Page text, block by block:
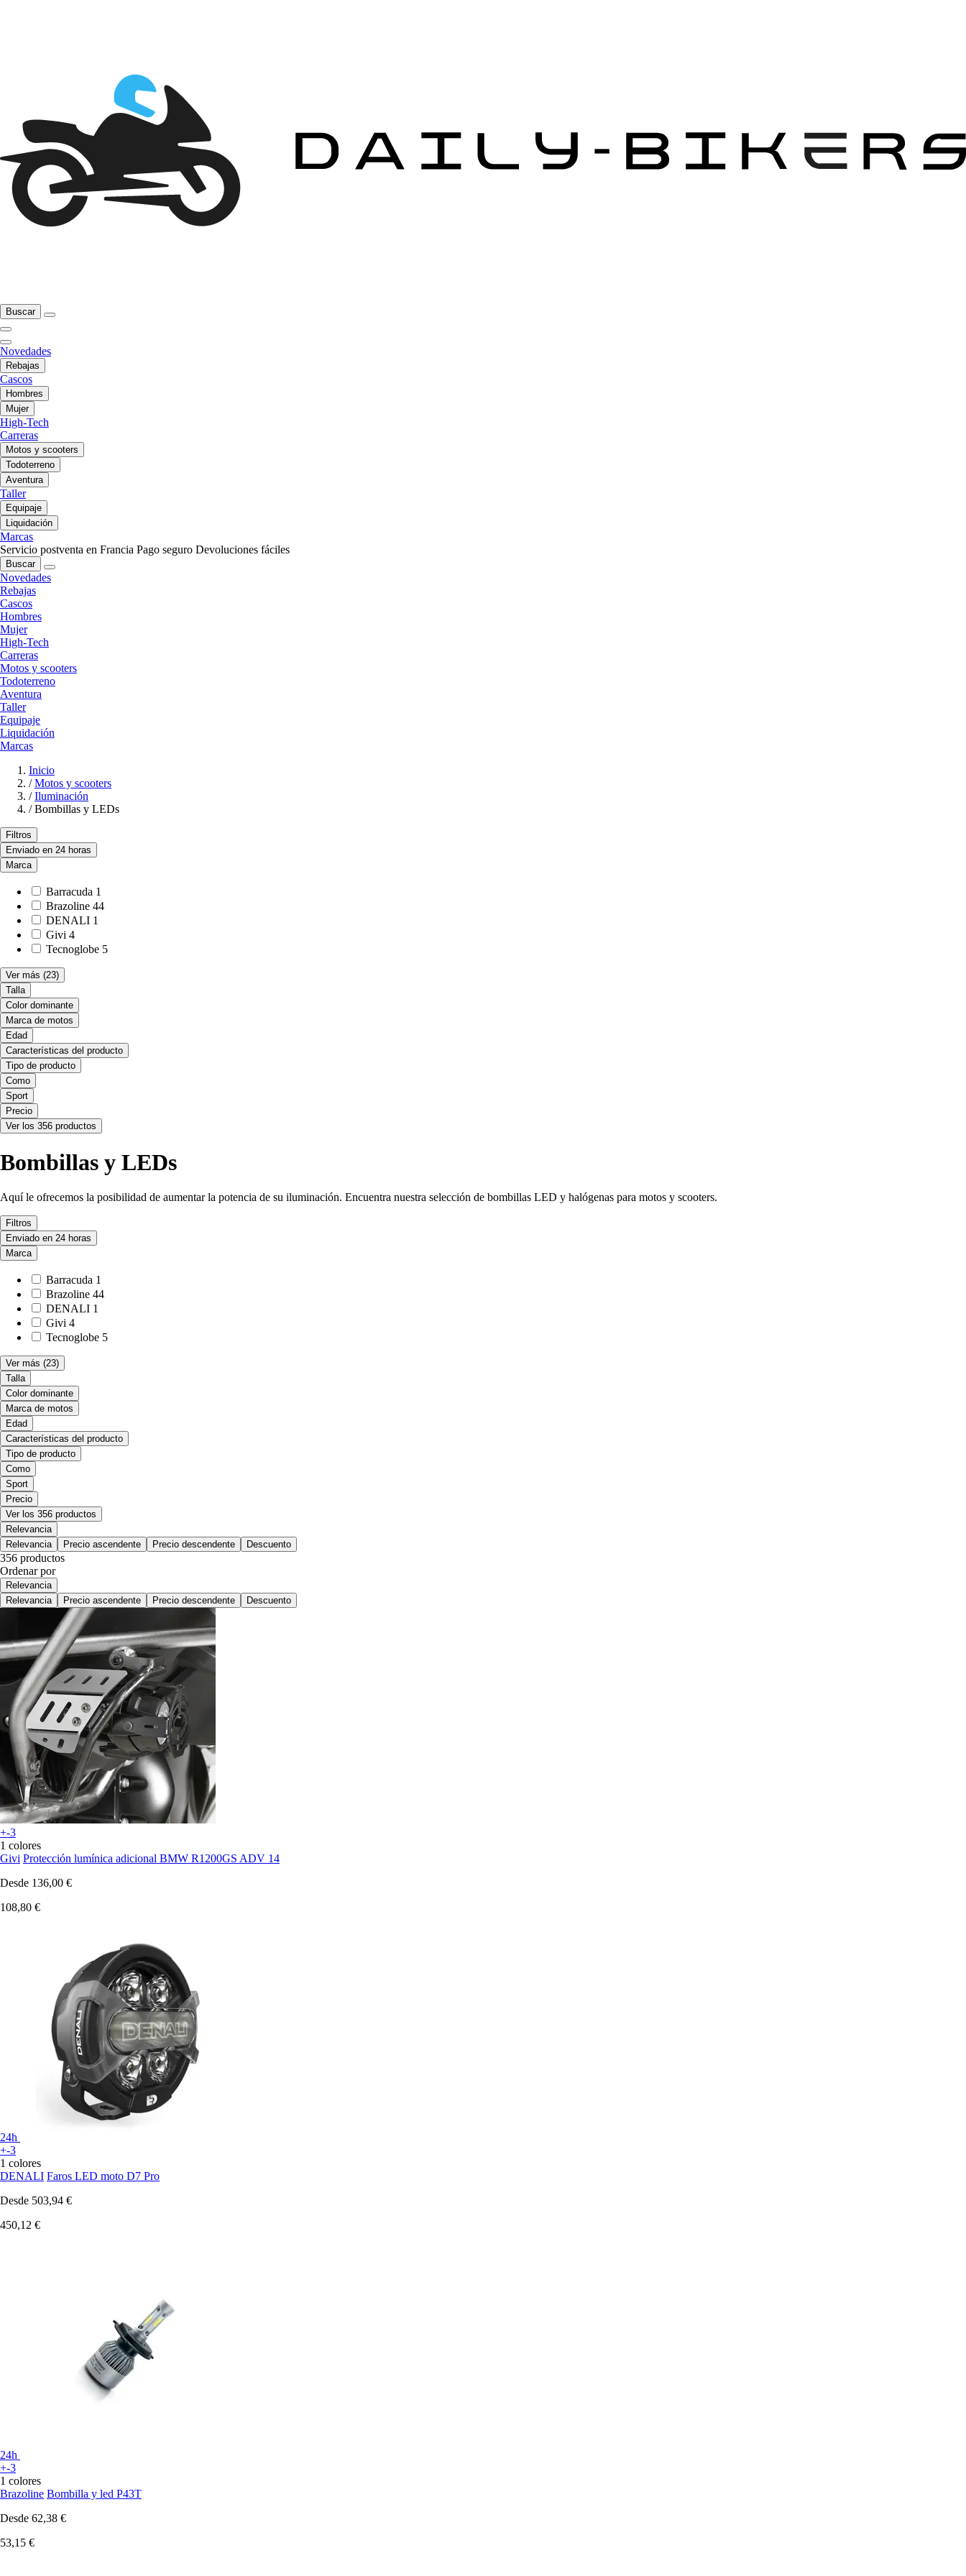
Buscar
Novedades
Rebajas
Cascos
Hombres
Mujer
High-Tech
Carreras
Motos y scooters
Todoterreno
Aventura
Taller
Equipaje
Liquidación
Marcas
Servicio postventa en Francia Pago seguro Devoluciones fáciles
Buscar
Novedades
Rebajas
Cascos
Hombres
Mujer
High-Tech
Carreras
Motos y scooters
Todoterreno
Aventura
Taller
Equipaje
Liquidación
Marcas
Inicio
/ Motos y scooters
/ Iluminación
/ Bombillas y LEDs
Filtros
Enviado en 24 horas
Marca
Barracuda 1
Brazoline 44
DENALI 1
Givi 4
Tecnoglobe 5
Ver más (23)
Talla
Color dominante
Marca de motos
Edad
Características del producto
Tipo de producto
Como
Sport
Precio
Ver los 356 productos
Bombillas y LEDs
Aquí le ofrecemos la posibilidad de aumentar la potencia de su iluminación. Encuentra nuestra selección de bombillas LED y halógenas para motos y scooters.
Filtros
Enviado en 24 horas
Marca
Barracuda 1
Brazoline 44
DENALI 1
Givi 4
Tecnoglobe 5
Ver más (23)
Talla
Color dominante
Marca de motos
Edad
Características del producto
Tipo de producto
Como
Sport
Precio
Ver los 356 productos
Relevancia
Relevancia
Precio ascendente Precio descendente Descuento
356 productos
Ordenar por
Relevancia
Relevancia
Precio ascendente Precio descendente Descuento
+-3
1 colores
Givi Protección lumínica adicional BMW R1200GS ADV 14
Desde 136,00 €
108,80 €
24h
+-3
1 colores
DENALI Faros LED moto D7 Pro
Desde 503,94 €
450,12 €
24h
+-3
1 colores
Brazoline Bombilla y led P43T
Desde 62,38 €
53,15 €